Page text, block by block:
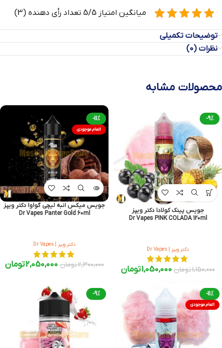
میانگین امتیاز 5/5 تعداد رأی دهنده (3)
توضیحات تکمیلی
نظرات (0)
محصولات مشابه
-9%
جویس پینک کولادا دکتر ویپز
Dr Vapes PINK COLADA 120ml
دکتر ویپز | Dr Vapes
1,150,000تومان 1,050,000تومان
-11%
اتمام موجودی
جویس میکس انبه لیچی گواوا دکتر ویپز
Dr Vapes Panter Gold 60ml
دکتر ویپز | Dr Vapes
2,300,000تومان 2,050,000تومان
-11%
اتمام موجودی
-9%